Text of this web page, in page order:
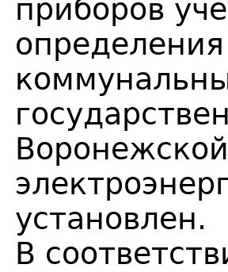
приборов
установлен.
В